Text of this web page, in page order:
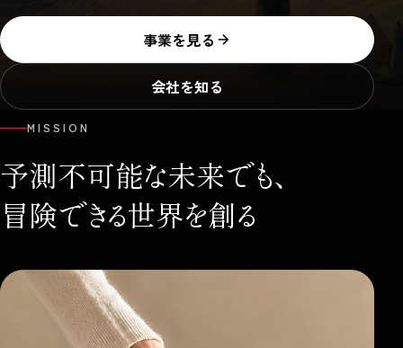
事業を見る
会社を知る
MISSION
予測不可能な未来でも、
冒険できる世界を創る